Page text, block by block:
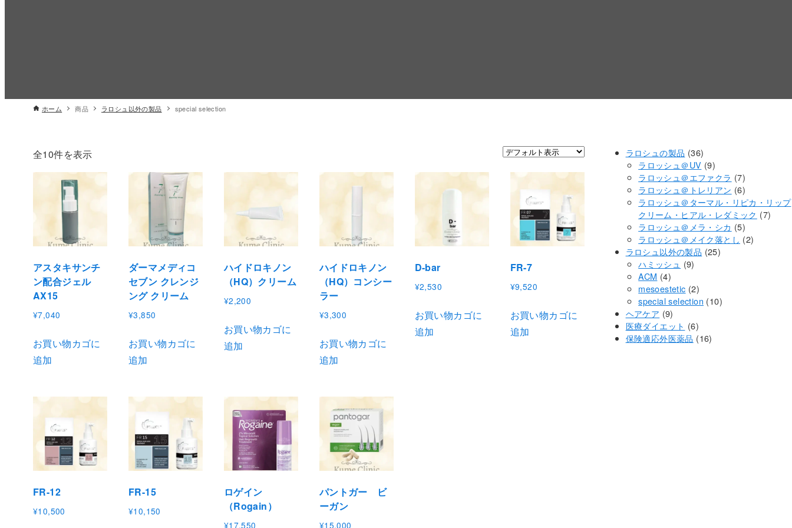
ホーム 商品 ラロシュ以外の製品 special selection
全10件を表示
アスタキサンチ
ン配合ジェル
AX15
¥7,040
お買い物カゴに
追加
ダーマメディコ
セブン クレンジ
ング クリーム
¥3,850
お買い物カゴに
追加
ハイドロキノン
（HQ）クリーム
¥2,200
お買い物カゴに
追加
ハイドロキノン
（HQ）コンシー
ラー
¥3,300
お買い物カゴに
追加
D-bar
¥2,530
お買い物カゴに
追加
FR-7
¥9,520
お買い物カゴに
追加
FR-12
¥10,500
FR-15
¥10,150
ロゲイン
（Rogain）
¥17,550
パントガー ビ
ーガン
¥15,000
ラロシュの製品 3636
個
の
商
品
ラロッシュ＠UV 99
個
の
商
品
ラロッシュ＠エファクラ 77
個
の
商
品
ラロッシュ＠トレリアン 66
個
の
商
品
ラロッシュ＠ターマル・リピカ・リップ
クリーム・ヒアル・レダミック
77
ラロッシュ＠メラ・シカ 55
個
ラロッシュ＠メイク落とし 22
ラロシュ以外の製品 2525
品
ハミッシュ 99
の
商
ACM 44
個
の
商
品
mesoestetic 22
個
商
品
special selection 1010
ヘアケア 99
個
の
医療ダイエット 66
個
保険適応外医薬品 1616